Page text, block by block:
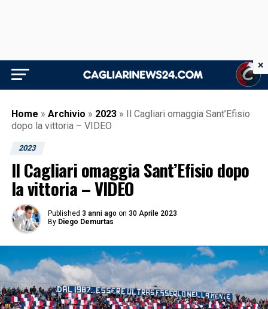
Home » Archivio » 2023 » Il Cagliari omaggia Sant’Efisio
dopo la vittoria – VIDEO
2023
Il Cagliari omaggia Sant’Efisio dopo
la vittoria – VIDEO
Published 3 anni ago on 30 Aprile 2023
By Diego Demurtas
×